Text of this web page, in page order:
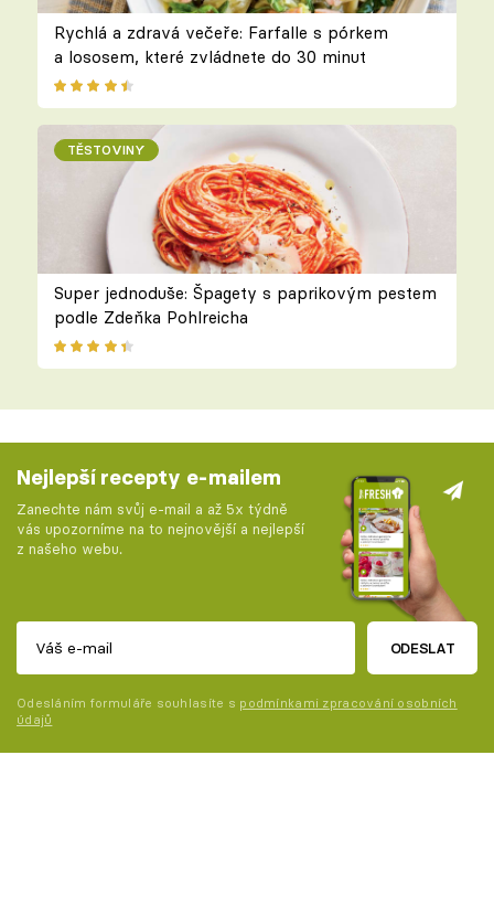
Rychlá a zdravá večeře: Farfalle s pórkem
a lososem, které zvládnete do 30 minut
TĚSTOVINY
Super jednoduše: Špagety s paprikovým pestem
podle Zdeňka Pohlreicha
Nejlepší recepty e-mailem
Zanechte nám svůj e-mail a až 5x týdně
vás upozorníme na to nejnovější a nejlepší
z našeho webu.
ODESLAT
Odesláním formuláře souhlasíte s podmínkami zpracování osobních
údajů